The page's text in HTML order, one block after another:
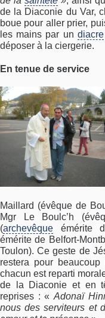
de la Diaconie du Var,
boue pour aller prier,
les mains par un diacre
déposer à la ciergerie.
En tenue de service
Maillard (évêque de
Mgr Le Boulc’h
(archevêque émérite
émérite de Belfort-
Toulon). Ce geste de
restera pour
chacun est reparti
de la Diaconie et en
reprises : «Adonaï
nous des serviteurs et